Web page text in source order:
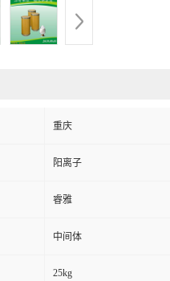
重庆
阳离子
睿雅
中间体
25kg